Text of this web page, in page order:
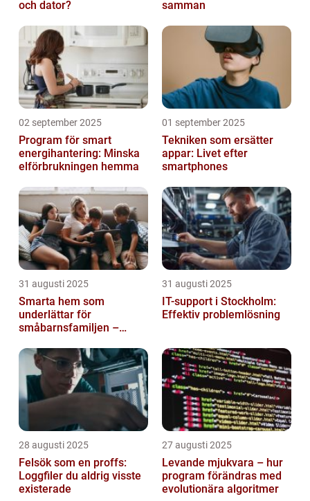
och dator?
samman
02 september 2025
Program för smart
energihantering: Minska
elförbrukningen hemma
01 september 2025
Tekniken som ersätter
appar: Livet efter
smartphones
31 augusti 2025
Smarta hem som
underlättar för
småbarnsfamiljen –
barnens dagliga rutiner
31 augusti 2025
IT-support i Stockholm:
Effektiv problemlösning
28 augusti 2025
Felsök som en proffs:
Loggfiler du aldrig visste
existerade
27 augusti 2025
Levande mjukvara – hur
program förändras med
evolutionära algoritmer